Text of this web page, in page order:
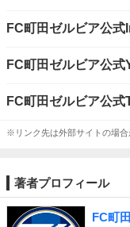
FC町田ゼルビア公
FC町田ゼルビア公
FC町田ゼルビア公
※リンク先は外部サイトの場合
著者プロフィール
FC町